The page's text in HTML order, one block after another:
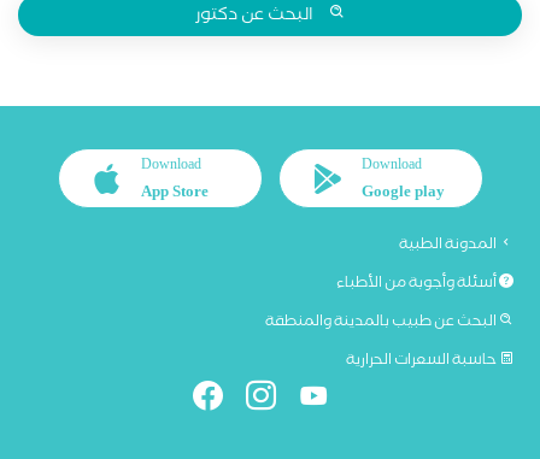
البحث عن دكتور
Download
Google play
Download
App Store
المدونة الطبية
أسئلة وأجوبة من الأطباء
البحث عن طبيب بالمدينة والمنطقة
حاسبة السعرات الحرارية